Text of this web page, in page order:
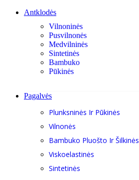
Antklodės
Vilnoninės
Pusvilnonės
Medvilninės
Sintetinės
Bambuko
Pūkinės
Pagalvės
Plunksninės Ir Pūkinės
Vilnonės
Bambuko Pluošto Ir Šilkinės
Viskoelastinės
Sintetinės